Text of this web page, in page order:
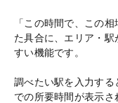
「この時間で、この
た具合に、エリア・
すい機能です。
調べたい駅を入力する
での所要時間が表示